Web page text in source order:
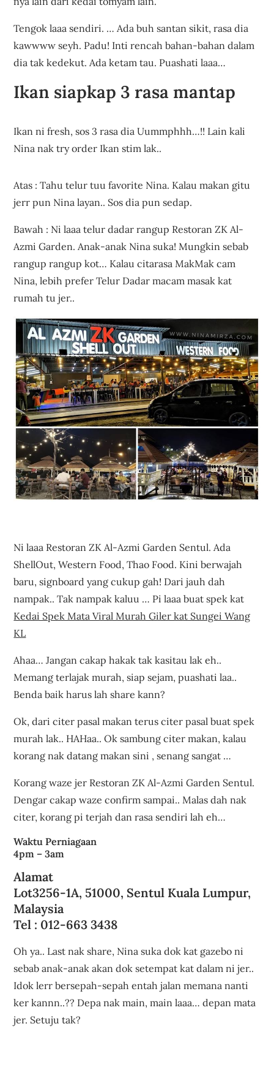
Tengok laaa sendiri. … Ada buh santan sikit, rasa dia
kawwww seyh. Padu! Inti rencah bahan-bahan dalam
dia tak kedekut. Ada ketam tau. Puashati laaa…
Ikan siapkap 3 rasa mantap
Ikan ni fresh, sos 3 rasa dia Uummphhh…!! Lain kali
Nina nak try order Ikan stim lak..
Atas : Tahu telur tuu favorite Nina. Kalau makan gitu
jerr pun Nina layan.. Sos dia pun sedap.
Bawah : Ni laaa telur dadar rangup Restoran ZK Al-
Azmi Garden. Anak-anak Nina suka! Mungkin sebab
rangup rangup kot… Kalau citarasa MakMak cam
Nina, lebih prefer Telur Dadar macam masak kat
rumah tu jer..
Ni laaa Restoran ZK Al-Azmi Garden Sentul. Ada
ShellOut, Western Food, Thao Food. Kini berwajah
baru, signboard yang cukup gah! Dari jauh dah
nampak.. Tak nampak kaluu … Pi laaa buat spek kat
Kedai Spek Mata Viral Murah Giler kat Sungei Wang
KL
Ahaa… Jangan cakap hakak tak kasitau lak eh..
Memang terlajak murah, siap sejam, puashati laa..
Benda baik harus lah share kann?
Ok, dari citer pasal makan terus citer pasal buat spek
murah lak.. HAHaa.. Ok sambung citer makan, kalau
korang nak datang makan sini , senang sangat …
Korang waze jer Restoran ZK Al-Azmi Garden Sentul.
Dengar cakap waze confirm sampai.. Malas dah nak
citer, korang pi terjah dan rasa sendiri lah eh…
Waktu Perniagaan
4pm – 3am
Alamat
Lot3256-1A, 51000, Sentul Kuala Lumpur,
Malaysia
Tel : 012-663 3438
Oh ya.. Last nak share, Nina suka dok kat gazebo ni
sebab anak-anak akan dok setempat kat dalam ni jer..
Idok lerr bersepah-sepah entah jalan memana nanti
ker kannn..?? Depa nak main, main laaa… depan mata
jer. Setuju tak?